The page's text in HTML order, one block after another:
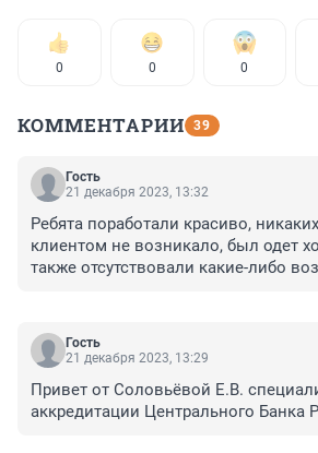
0 0 0
КОММЕНТАРИИ 39
Гость
21 декабря 2023, 13:32
Ребята поработали красиво,
клиентом не возникало, был одет
также отсутствовали какие-либо
маятник нагадал бабуле что
вот мы и помогли ей
Гость
21 декабря 2023, 13:29
Привет от Соловьёвой Е.В.
аккредитации Центрального Банка